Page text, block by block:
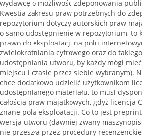
wydawcę o możliwość zdeponowania
Kwestia zakresu praw potrzebnych do
repozytorium dotyczy autorskich praw
o samo udostępnienie w repozytorium, to
prawo do eksploatacji na polu
zwielokrotniania cyfrowego oraz do
udostępniania utworu, by każdy mógł
miejscu i czasie przez siebie wybranym).
chce dodatkowo udzielić użytkownikom
udostępnianego materiału, to musi
całością praw majątkowych, gdyż licencja
znane pola eksploatacji. Co to jest
wersja utworu (dawniej zwany
nie przeszła przez procedury